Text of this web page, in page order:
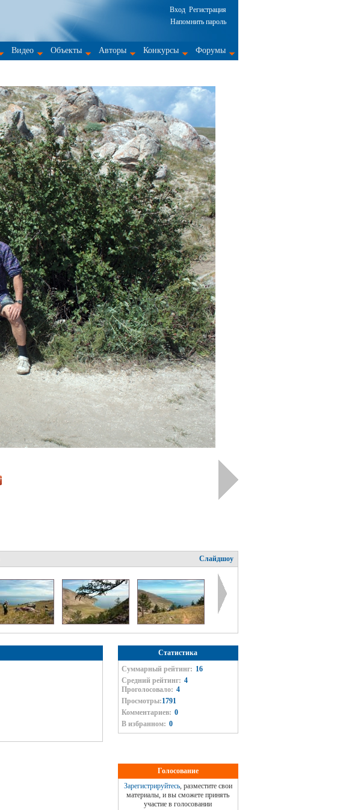
Вход Регистрация
Напомнить пароль
Видео Объекты Авторы Конкурсы Форумы
Слайдшоу
Статистика
Суммарный рейтинг: 16
Средний рейтинг: 4
Проголосовало: 4
Просмотры:1791
Комментариев: 0
В избранном: 0
Голосование
Зарегистрируйтесь, разместите свои
материалы, и вы сможете принять
участие в голосовании